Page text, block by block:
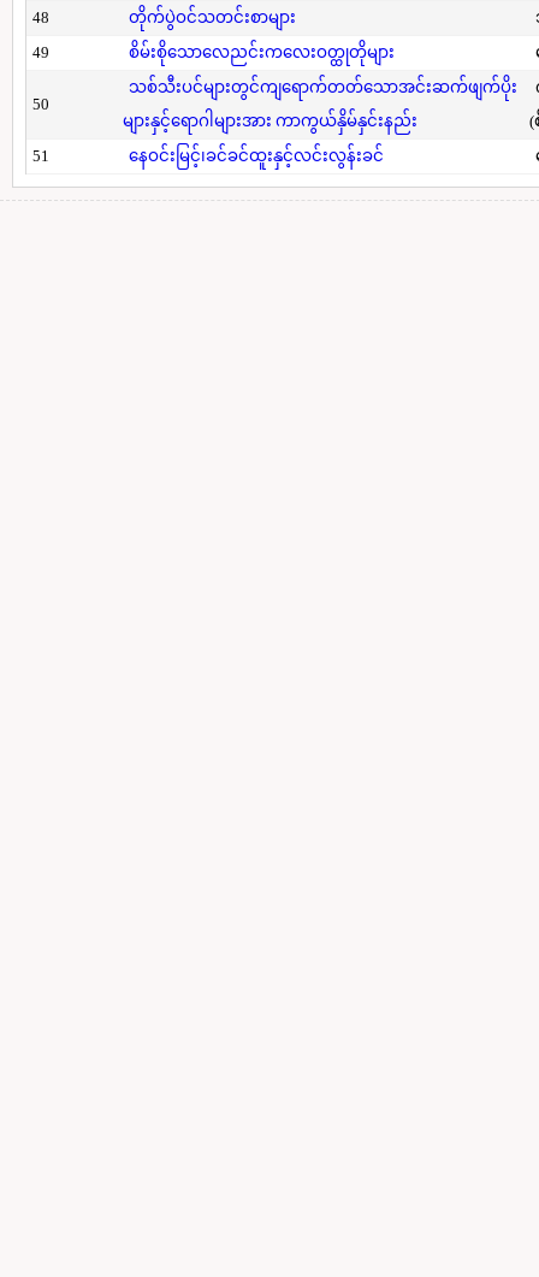
48 တိုက်ပွဲဝင်သတင်းစာများ
49
စိမ်းစိုသောလေညင်းကလေးဝတ္ထုတိုများ
50
သစ်သီးပင်များတွင်ကျရောက်တတ်သောအင်းဆက်ဖျက်ပိုး
များနှင့်ရောဂါများအား ကာကွယ်နှိမ်နှင်းနည်း
(
51
နေဝင်းမြင့်၊ခင်ခင်ထူးနှင့်လင်းလွန်းခင်